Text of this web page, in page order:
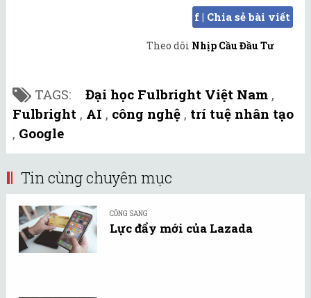
f | Chia sẻ bài viết
Theo dõi Nhịp Cầu Đầu Tư
TAGS: Đại học Fulbright Việt Nam ,
Fulbright , AI , công nghệ , trí tuệ nhân tạo
, Google
Tin cùng chuyên mục
CÔNG SANG
Lực đẩy mới của Lazada